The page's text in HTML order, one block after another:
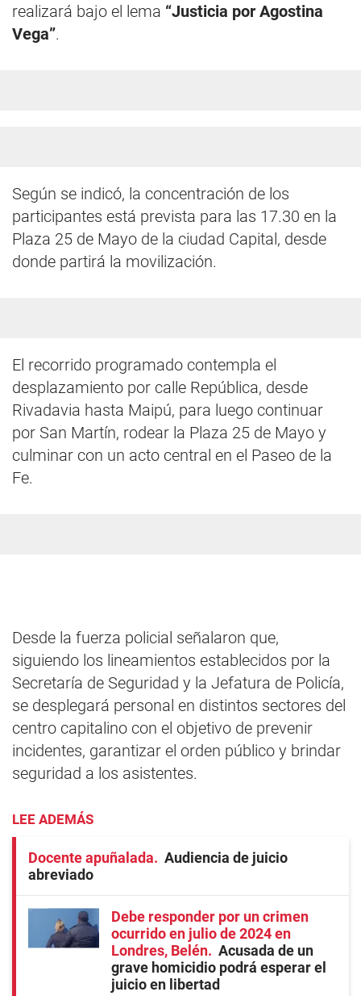
realizará bajo el lema “Justicia por Agostina
Vega”.
Según se indicó, la concentración de los
participantes está prevista para las 17.30 en la
Plaza 25 de Mayo de la ciudad Capital, desde
donde partirá la movilización.
El recorrido programado contempla el
desplazamiento por calle República, desde
Rivadavia hasta Maipú, para luego continuar
por San Martín, rodear la Plaza 25 de Mayo y
culminar con un acto central en el Paseo de la
Fe.
Desde la fuerza policial señalaron que,
siguiendo los lineamientos establecidos por la
Secretaría de Seguridad y la Jefatura de Policía,
se desplegará personal en distintos sectores del
centro capitalino con el objetivo de prevenir
incidentes, garantizar el orden público y brindar
seguridad a los asistentes.
LEE ADEMÁS
Docente apuñalada
Audiencia de juicio
abreviado
Debe responder por un crimen
ocurrido en julio de 2024 en
Londres, Belén
Acusada de un
grave homicidio podrá esperar el
juicio en libertad